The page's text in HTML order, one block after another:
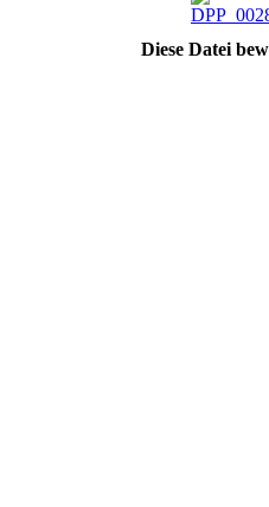
Diese Datei